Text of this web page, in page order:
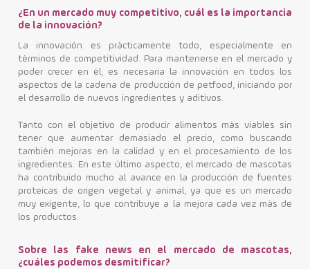
¿En un mercado muy competitivo, cuál es la importancia
de la innovación?
La innovación es prácticamente todo, especialmente en
términos de competitividad. Para mantenerse en el mercado y
poder crecer en él, es necesaria la innovación en todos los
aspectos de la cadena de producción de petfood, iniciando por
el desarrollo de nuevos ingredientes y aditivos.
Tanto con el objetivo de producir alimentos más viables sin
tener que aumentar demasiado el precio, como buscando
también mejoras en la calidad y en el procesamiento de los
ingredientes. En este último aspecto, el mercado de mascotas
ha contribuido mucho al avance en la producción de fuentes
proteicas de origen vegetal y animal, ya que es un mercado
muy exigente, lo que contribuye a la mejora cada vez más de
los productos.
Sobre las fake news en el mercado de mascotas,
¿cuáles podemos desmitificar?